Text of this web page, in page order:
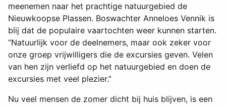
meenemen naar het prachtige natuurgebied de
Nieuwkoopse Plassen. Boswachter Anneloes Vennik is
blij dat de populaire vaartochten weer kunnen starten.
“Natuurlijk voor de deelnemers, maar ook zeker voor
onze groep vrijwilligers die de excursies geven. Velen
van hen zijn verliefd op het natuurgebied en doen de
excursies met veel plezier.”
Nu veel mensen de zomer dicht bij huis blijven, is een